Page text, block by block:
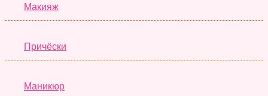
Макияж
Причёски
Маникюр